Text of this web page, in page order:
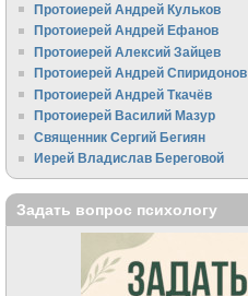
Протоиерей Андрей Кульков
Протоиерей Андрей Ефанов
Протоиерей Алексий Зайцев
Протоиерей Андрей Спиридонов
Протоиерей Андрей Ткачёв
Протоиерей Василий Мазур
Священник Сергий Бегиян
Иерей Владислав Береговой
Задать вопрос психологу